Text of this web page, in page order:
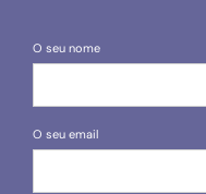
O seu nome
O seu email